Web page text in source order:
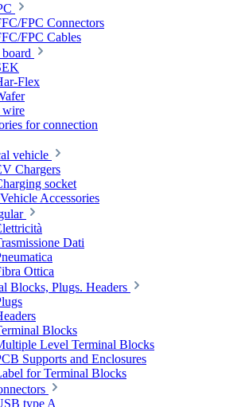
FPC Connectors
FPC Cables
Flex
wire
for connection
vehicle
Chargers
socket
Accessories
Dati
Ottica
Blocks, Plugs. Headers
Blocks
Level Terminal Blocks
Supports and Enclosures
for Terminal Blocks
type A